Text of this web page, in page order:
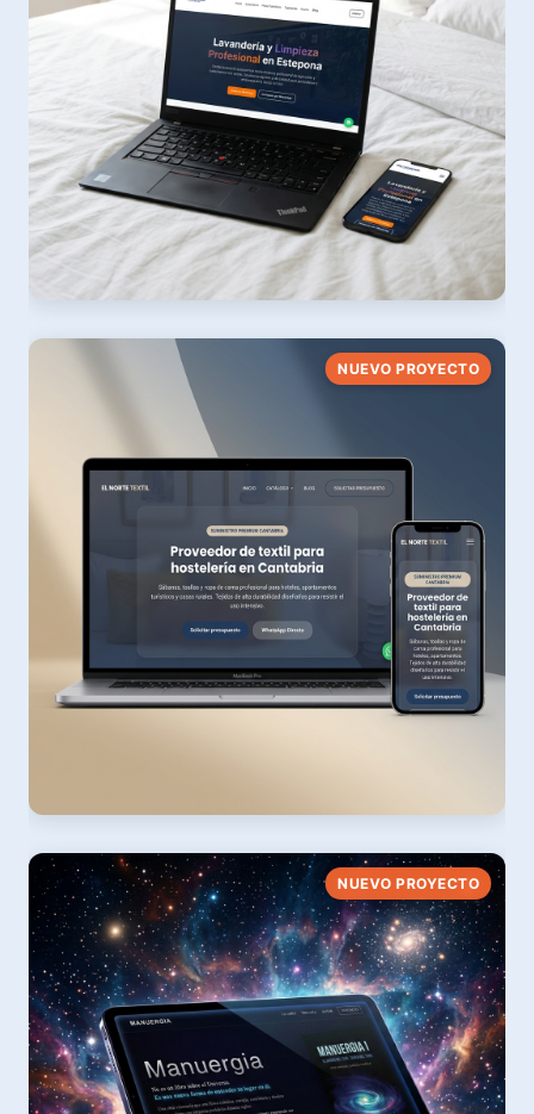
Nature Estepona
Lavandería & Limpieza Profesional · Costa del Sol
NUEVO PROYECTO
El Norte Textil
Textil para Hostelería & Lencería Profesional
Ver web
NUEVO PROYECTO